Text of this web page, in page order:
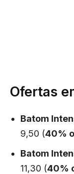
Ofertas
Batom
9,50 (40%
Batom
11,30 (40%